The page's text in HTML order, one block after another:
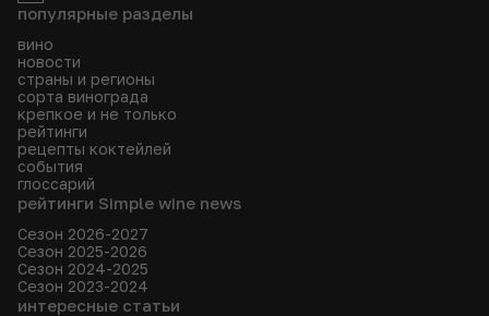
популярные разделы
вино
новости
страны и регионы
сорта винограда
крепкое и не только
рейтинги
рецепты коктейлей
события
глоссарий
рейтинги Simple wine news
Сезон 2026-2027
Сезон 2025-2026
Сезон 2024-2025
Сезон 2023-2024
интересные статьи